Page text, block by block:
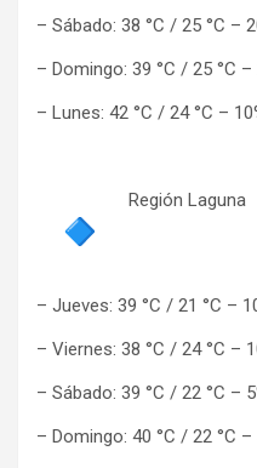
– Sábado: 38 °C / 25 °C –
– Domingo: 39 °C / 25 °C
– Lunes: 42 °C / 24 °C –
Región Laguna
– Jueves: 39 °C / 21 °C –
– Viernes: 38 °C / 24 °C –
– Sábado: 39 °C / 22 °C –
– Domingo: 40 °C / 22 °C